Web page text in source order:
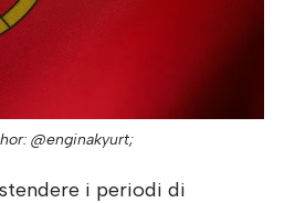
@enginakyurt;
i periodi di